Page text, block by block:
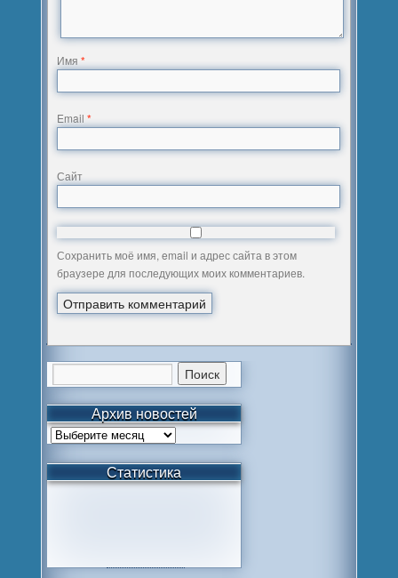
Имя*
Email*
Сайт
Сохранить моё имя, email и адрес сайта в этом
браузере для последующих моих комментариев.
Архив новостей
Статистика